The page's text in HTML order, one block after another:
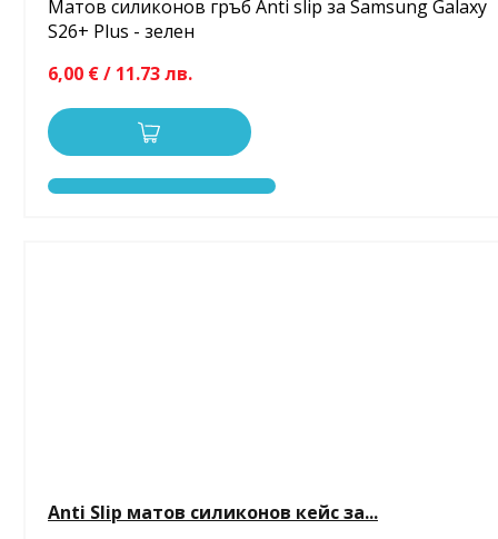
Матов силиконов гръб Anti slip за Samsung Galaxy
S26+ Plus - зелен
6,00 € / 11.73 лв.
Anti Slip матов силиконов кейс за...